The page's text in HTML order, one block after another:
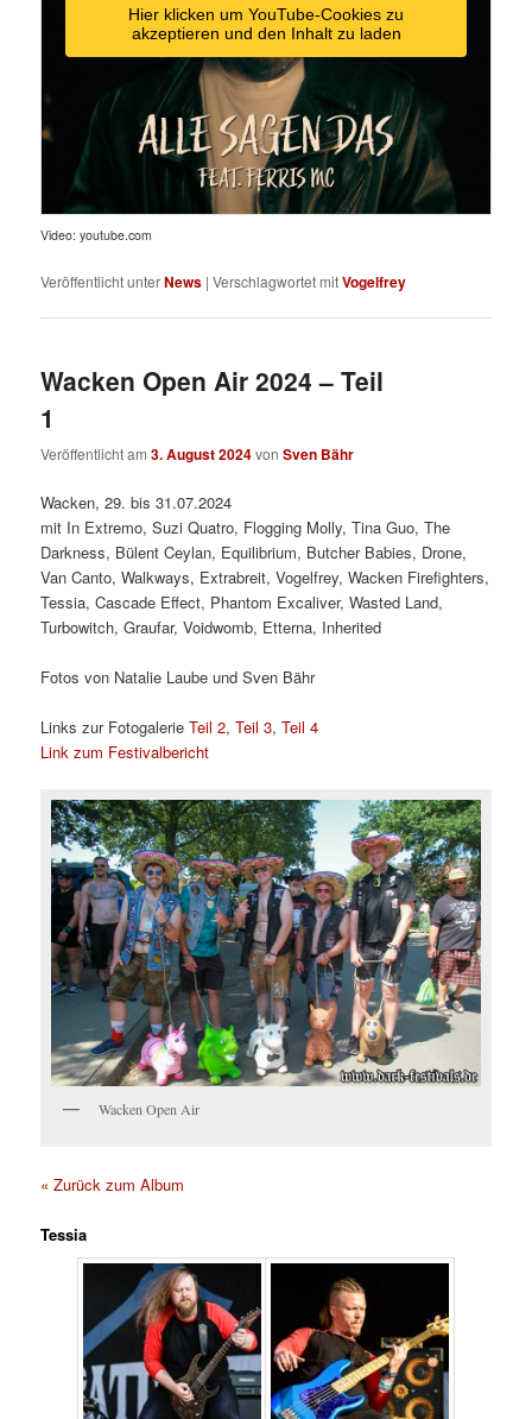
Hier klicken um YouTube-Cookies zu
akzeptieren und den Inhalt zu laden
Video: youtube.com
Veröffentlicht unterNews |Verschlagwortet mitVogelfrey
Wacken Open Air 2024 – Teil
1
Veröffentlicht am3. August 2024vonSven Bähr
Wacken, 29. bis 31.07.2024
mit In Extremo, Suzi Quatro, Flogging Molly, Tina Guo, The
Darkness, Bülent Ceylan, Equilibrium, Butcher Babies, Drone,
Van Canto, Walkways, Extrabreit, Vogelfrey, Wacken Firefighters,
Tessia, Cascade Effect, Phantom Excaliver, Wasted Land,
Turbowitch, Graufar, Voidwomb, Etterna, Inherited
Fotos von Natalie Laube und Sven Bähr
Links zur FotogalerieTeil 2,Teil 3,Teil 4
Link zum Festivalbericht
Wacken Open Air
« Zurück zum Album
Tessia